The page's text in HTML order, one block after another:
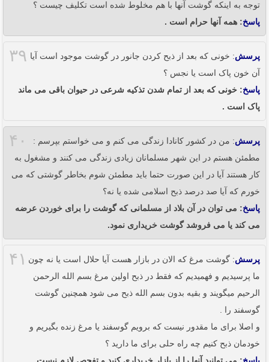
توجه به اینکه گوشت آنها با هم مخلوط شده است تکلیف چیست ؟
پاسخ: همه آنها حرام است .
۳۹ پرسش: خونی که بعد از ذبح کردن جانور در گوشت موجود است آیا
آن خون پاک است یا نجس ؟
پاسخ: خونی که بعد از تمام شدن تذکیه شرعی در حیوان باقی می ماند
پاک است .
۴۰ پرسش: من در کشور کانادا زندگی می کنم و می خواستم بپرسم :
مطمئن هستم در این شهر مسلمانان زیادی زندگی می کنند و مشغول به
کار هستند آیا در این صورت حتما باید مطمئن شوم بخاطر گوشتی که می
خورم که آیا صد درصد ذبح اسلامی شده یا نه؟
پاسخ: می توان در آن بلاد از مسلمانی که گوشت را برای خوردن عرضه
می کند یا می فروشد گوشت خریداری نمود.
۴۱ پرسش: گوشت مرغ که الان در بازار هست آیا حلال است یا نه چون
ما پرسیدیم و فهمیدیم که فقط در ذبح اولین مرغ بسم الله الرحمن
الرحیم میگویند و بقیه بدون بسم الله ذبح می شود همچنین گوشت
گوسفند را .
و اصلا برای ما مقدور نیست که برویم گوسفند یا مرغ زنده بگیریم و
خودمان ذبح کنیم چه راه حلی برای ما دارید ؟